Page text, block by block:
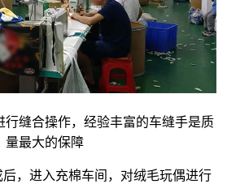
行缝合操作，经验丰富的车缝手是质
量最大的保障
，进入充棉车间，对绒毛玩偶进行